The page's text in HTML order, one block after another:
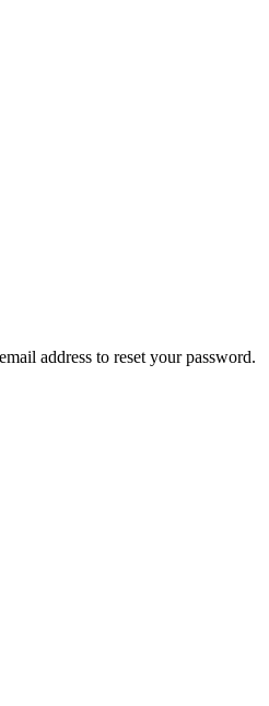
address to reset your password.